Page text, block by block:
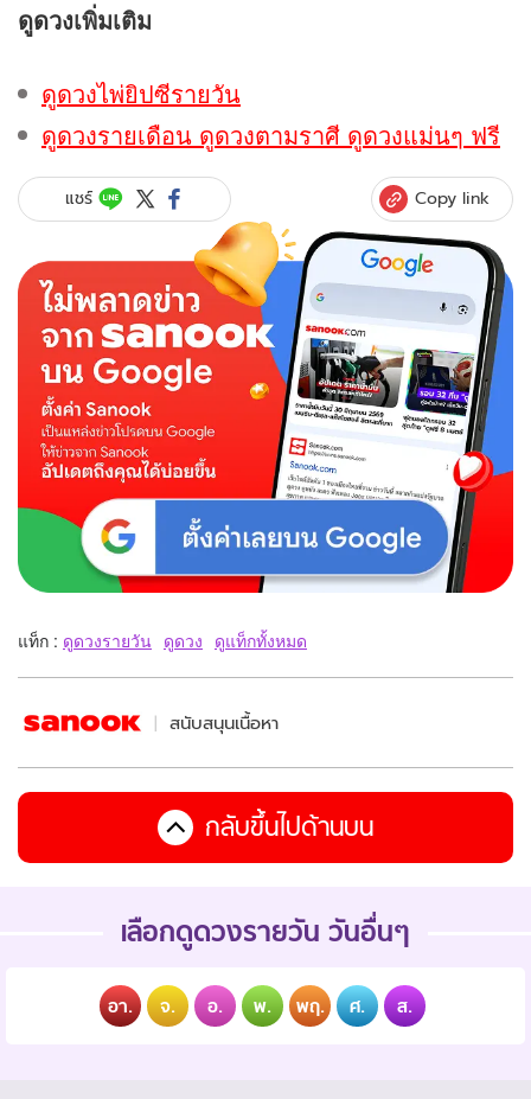
ดูดวงเพิ่มเติม
ดูดวงไพ่ยิปซีรายวัน
ดูดวงรายเดือน ดูดวงตามราศี ดูดวงแม่นๆ ฟรี
แชร์ Copy link
แท็ก : ดูดวงรายวัน ดูดวง ดูแท็กทั้งหมด
สนับสนุนเนื้อหา
กลับขึ้นไปด้านบน
เลือกดูดวงรายวัน วันอื่นๆ
อา. จ. อ. พ. พฤ. ศ. ส.